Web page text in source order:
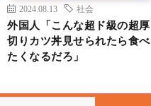
2024.08.13 社会
外国人「こんな超ド級の超厚
切りカツ丼見せられたら食べ
たくなるだろ」